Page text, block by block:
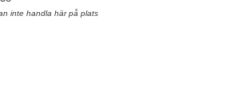
inte handla här på plats